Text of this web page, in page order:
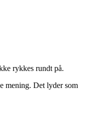
rykkes rundt på.
mening. Det lyder som